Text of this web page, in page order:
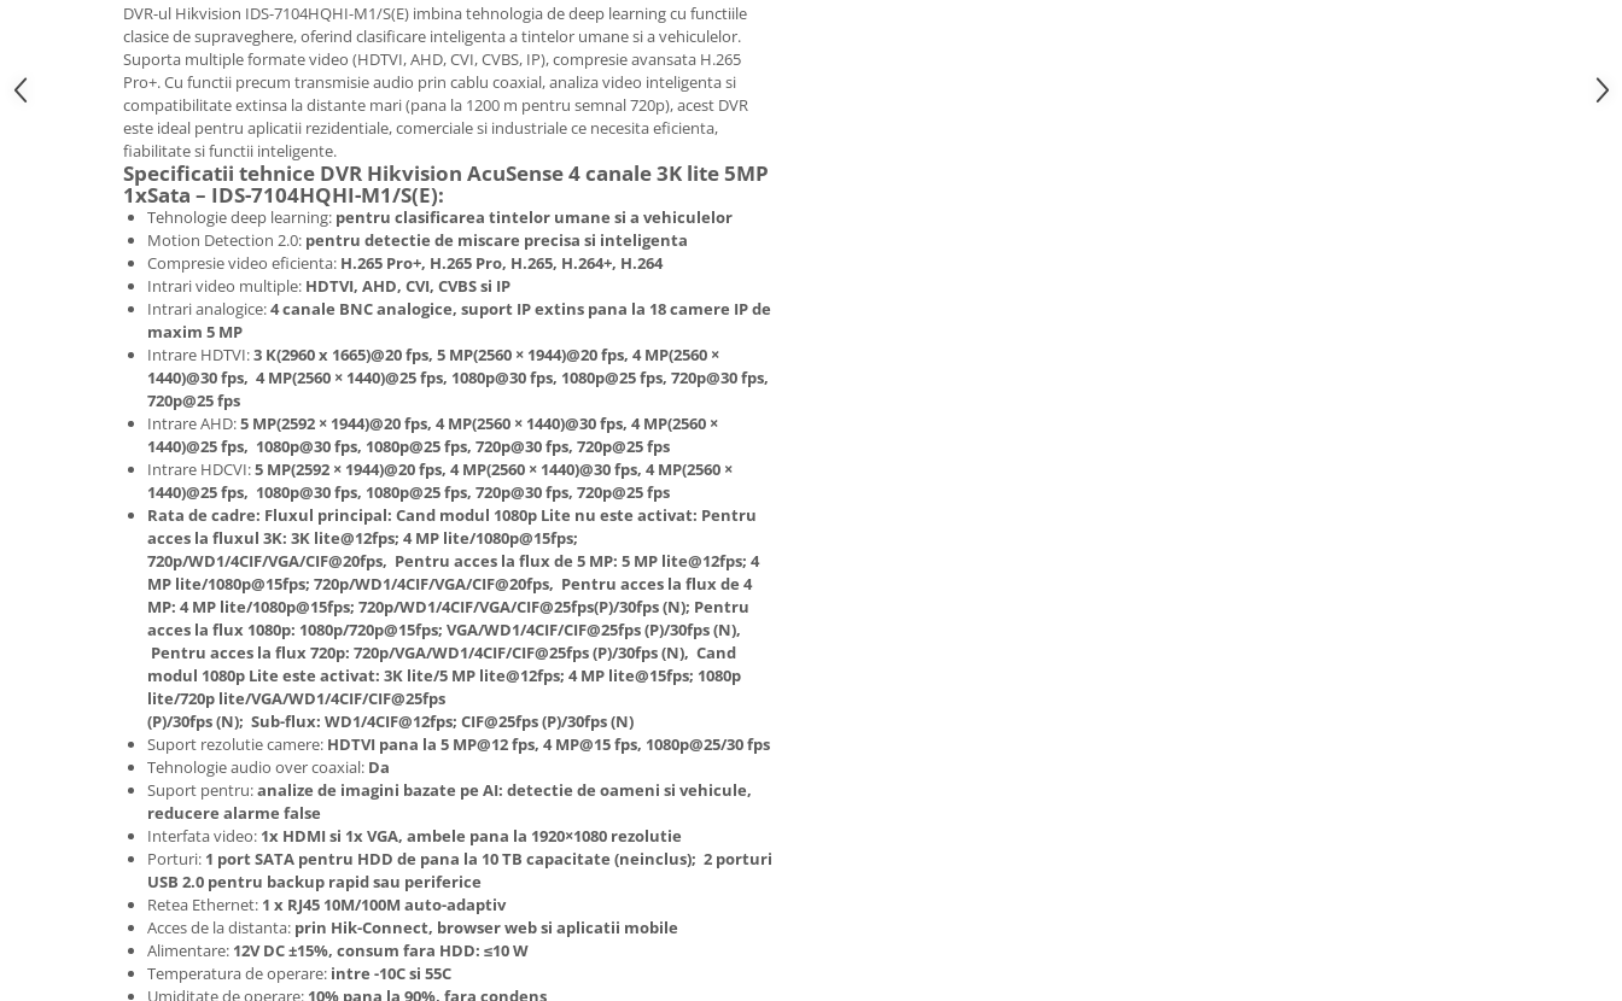
DVR-ul Hikvision IDS-7104HQHI-M1/S(E) imbina tehnologia de deep learning cu functiile
clasice de supraveghere, oferind clasificare inteligenta a tintelor umane si a vehiculelor.
Suporta multiple formate video (HDTVI, AHD, CVI, CVBS, IP), compresie avansata H.265
Pro+. Cu functii precum transmisie audio prin cablu coaxial, analiza video inteligenta si
compatibilitate extinsa la distante mari (pana la 1200 m pentru semnal 720p), acest DVR
este ideal pentru aplicatii rezidentiale, comerciale si industriale ce necesita eficienta,
fiabilitate si functii inteligente.
Specificatii tehnice DVR Hikvision AcuSense 4 canale 3K lite 5MP
1xSata – IDS-7104HQHI-M1/S(E):
Tehnologie deep learning: pentru clasificarea tintelor umane si a vehiculelor
Motion Detection 2.0: pentru detectie de miscare precisa si inteligenta
Compresie video eficienta: H.265 Pro+, H.265 Pro, H.265, H.264+, H.264
Intrari video multiple: HDTVI, AHD, CVI, CVBS si IP
Intrari analogice:4 canale BNC analogice, suport IP extins pana la 18 camere IP de
maxim 5 MP
Intrare HDTVI:3 K(2960 x 1665)@20 fps, 5 MP(2560 × 1944)@20 fps, 4 MP(2560 ×
1440)@30 fps, 4 MP(2560 × 1440)@25 fps, 1080p@30 fps, 1080p@25 fps, 720p@30 fps,
720p@25 fps
Intrare AHD:5 MP(2592 × 1944)@20 fps, 4 MP(2560 × 1440)@30 fps, 4 MP(2560 ×
1440)@25 fps, 1080p@30 fps, 1080p@25 fps, 720p@30 fps, 720p@25 fps
Intrare HDCVI:5 MP(2592 × 1944)@20 fps, 4 MP(2560 × 1440)@30 fps, 4 MP(2560 ×
1440)@25 fps, 1080p@30 fps, 1080p@25 fps, 720p@30 fps, 720p@25 fps
Rata de cadre: Fluxul principal: Cand modul 1080p Lite nu este activat: Pentru
acces la fluxul 3K: 3K lite@12fps; 4 MP lite/1080p@15fps;
720p/WD1/4CIF/VGA/CIF@20fps, Pentru acces la flux de 5 MP: 5 MP lite@12fps; 4
MP lite/1080p@15fps; 720p/WD1/4CIF/VGA/CIF@20fps, Pentru acces la flux de 4
MP: 4 MP lite/1080p@15fps; 720p/WD1/4CIF/VGA/CIF@25fps(P)/30fps (N); Pentru
acces la flux 1080p: 1080p/720p@15fps; VGA/WD1/4CIF/CIF@25fps (P)/30fps (N),
Pentru acces la flux 720p: 720p/VGA/WD1/4CIF/CIF@25fps (P)/30fps (N), Cand
modul 1080p Lite este activat: 3K lite/5 MP lite@12fps; 4 MP lite@15fps; 1080p
lite/720p lite/VGA/WD1/4CIF/CIF@25fps
(P)/30fps (N); Sub-flux: WD1/4CIF@12fps; CIF@25fps (P)/30fps (N)
Suport rezolutie camere: HDTVI pana la 5 MP@12 fps, 4 MP@15 fps, 1080p@25/30 fps
Tehnologie audio over coaxial: Da
Suport pentru:analize de imagini bazate pe AI: detectie de oameni si vehicule,
reducere alarme false
Interfata video: 1x HDMI si 1x VGA, ambele pana la 1920×1080 rezolutie
Porturi: 1 port SATA pentru HDD de pana la 10 TB capacitate (neinclus); 2 porturi
USB 2.0 pentru backup rapid sau periferice
Retea Ethernet: 1 x RJ45 10M/100M auto-adaptiv
Acces de la distanta: prin Hik-Connect, browser web si aplicatii mobile
Alimentare: 12V DC ±15%, consum fara HDD: ≤10 W
Temperatura de operare: intre -10C si 55C
Umiditate de operare: 10% pana la 90%, fara condens